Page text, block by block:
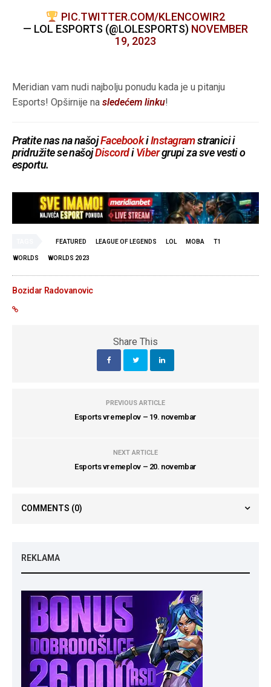
PIC.TWITTER.COM/KLENCOWIR2
— LOL ESPORTS (@LOLESPORTS) NOVEMBER
19, 2023
Meridian vam nudi najbolju ponudu kada je u pitanju
Esports! Opširnije nasledećem linku!
Pratite nas na našojFacebookiInstagramstranici i
pridružite se našojDiscordiVibergrupi za sve vesti o
esportu.
FEATURED LEAGUE OF LEGENDS LOL MOBA T1
WORLDS WORLDS 2023
Bozidar Radovanovic
Share This
PREVIOUS ARTICLE
Esports vremeplov – 19. novembar
NEXT ARTICLE
Esports vremeplov – 20. novembar
COMMENTS (0)
REKLAMA